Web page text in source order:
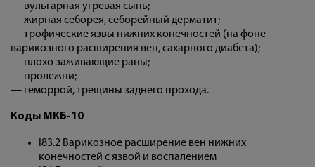
— вульгарная угревая сыпь;
— жирная себорея, себорейный дерматит;
— трофические язвы нижних конечностей (на фоне
варикозного расширения вен, сахарного диабета);
— плохо заживающие раны;
— пролежни;
— геморрой, трещины заднего прохода.
Коды МКБ-10
I83.2 Варикозное расширение вен нижних
конечностей c язвой и воспалением